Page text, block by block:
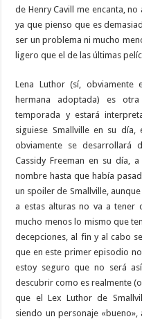
de Henry Cavill me encanta,
ya que pienso que es
ser un problema ni mucho
ligero que el de las últimas
Lena Luthor (sí,
hermana adoptada) es
temporada y estará
siguiese Smallville en su
obviamente se desarrollará
Cassidy Freeman en su día,
nombre hasta que había
un spoiler de Smallville,
a estas alturas no va a tener
mucho menos lo mismo que
decepciones, al fin y al cabo
que en este primer episodio
estoy seguro que no será
descubrir como es realmente
que el Lex Luthor de
siendo un personaje